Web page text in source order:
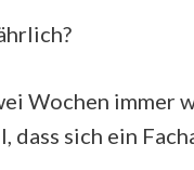
Wochen immer
sich ein